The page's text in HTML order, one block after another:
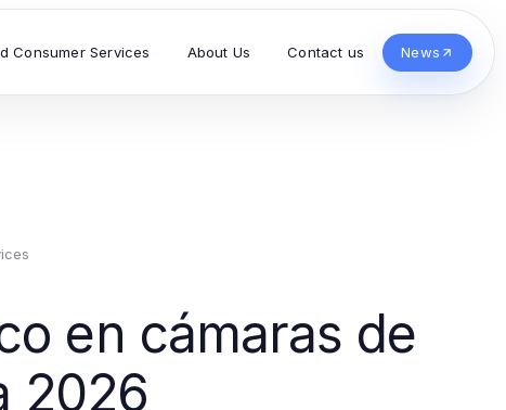
Consumer Services About Us Contact us News
en cámaras de
2026